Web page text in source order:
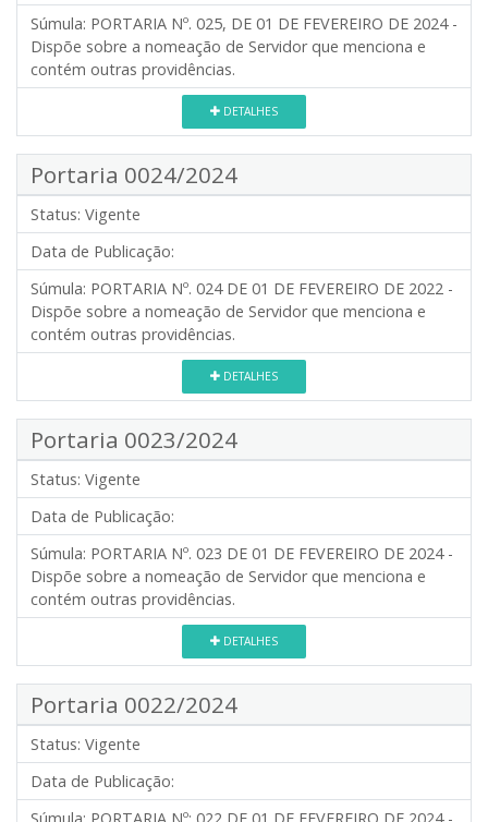
Súmula: PORTARIA Nº. 025, DE 01 DE FEVEREIRO DE 2024 -
Dispõe sobre a nomeação de Servidor que menciona e
contém outras providências.
DETALHES
Portaria 0024/2024
Status: Vigente
Data de Publicação:
Súmula: PORTARIA Nº. 024 DE 01 DE FEVEREIRO DE 2022 -
Dispõe sobre a nomeação de Servidor que menciona e
contém outras providências.
DETALHES
Portaria 0023/2024
Status: Vigente
Data de Publicação:
Súmula: PORTARIA Nº. 023 DE 01 DE FEVEREIRO DE 2024 -
Dispõe sobre a nomeação de Servidor que menciona e
contém outras providências.
DETALHES
Portaria 0022/2024
Status: Vigente
Data de Publicação: